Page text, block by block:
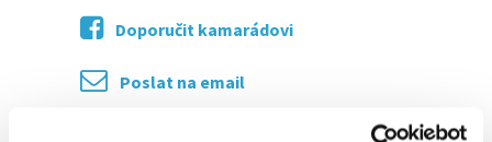
Doporučit kamarádovi
Poslat na email